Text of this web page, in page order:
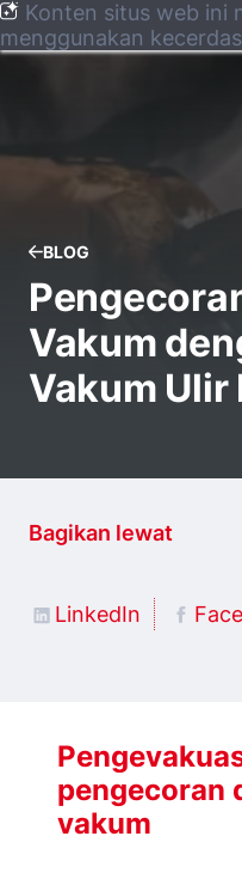
Konten situs web ini
menggunakan
BLOG
Vakum
Vakum Ulir
Bagikan lewat
LinkedIn
pengecoran
vakum